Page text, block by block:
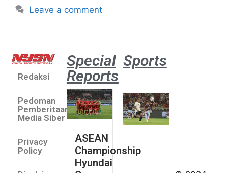
Leave a comment
Redaksi
Pedoman
Pemberitaan
Media Siber
Privacy
Policy
Special
Reports
ASEAN
Championship
Hyundai
Sports